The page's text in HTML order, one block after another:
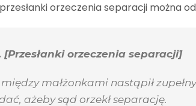
orzeczenia separacji można
[Przesłanki orzeczenia separacji]
między małżonkami nastąpił
ażeby sąd orzekł separację.